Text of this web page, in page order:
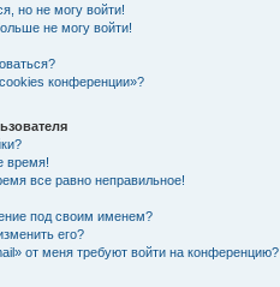
но не могу войти!
не могу войти!
конференции»?
время!
все равно неправильное!
под своим именем?
его?
от меня требуют войти на конференцию?